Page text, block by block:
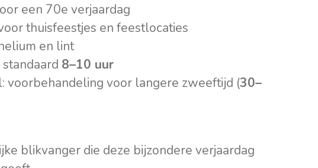
een 70e verjaardag
thuisfeestjes en feestlocaties
en lint
8–10 uur
voorbehandeling voor langere zweeftijd (30–
blikvanger die deze bijzondere verjaardag